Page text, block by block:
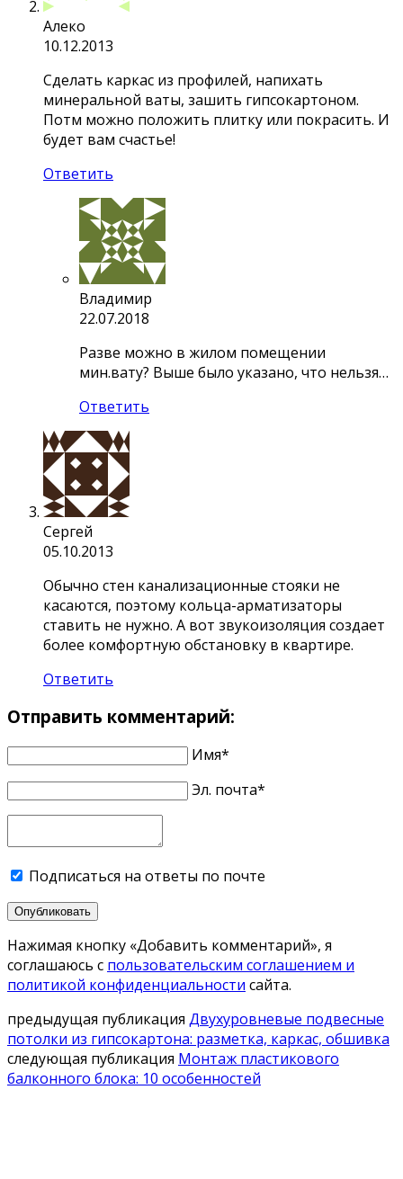
Алеко
10.12.2013
Сделать каркас из профилей, напихать
минеральной ваты, зашить гипсокартоном.
Потм можно положить плитку или покрасить. И
будет вам счастье!
Ответить
Владимир
22.07.2018
Разве можно в жилом помещении
мин.вату? Выше было указано, что нельзя…
Ответить
Сергей
05.10.2013
Обычно стен канализационные стояки не
касаются, поэтому кольца-арматизаторы
ставить не нужно. А вот звукоизоляция создает
более комфортную обстановку в квартире.
Ответить
Отправить комментарий:
Имя*
Эл. почта*
Подписаться на ответы по почте
Опубликовать
Нажимая кнопку «Добавить комментарий», я
соглашаюсь с пользовательским соглашением и
политикой конфиденциальности сайта.
предыдущая публикация Двухуровневые подвесные
потолки из гипсокартона: разметка, каркас, обшивка
следующая публикация Монтаж пластикового
балконного блока: 10 особенностей